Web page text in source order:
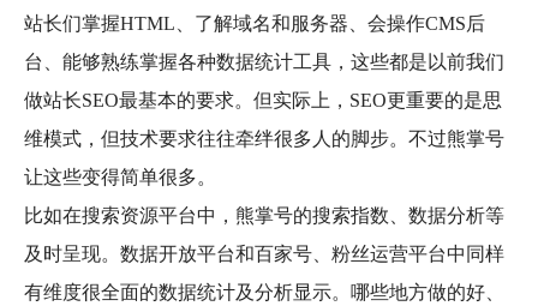
站长们掌握HTML、了解域名和服务器、会操作CMS后
台、能够熟练掌握各种数据统计工具，这些都是以前我们
做站长SEO最基本的要求。但实际上，SEO更重要的是思
维模式，但技术要求往往牵绊很多人的脚步。不过熊掌号
让这些变得简单很多。
比如在搜索资源平台中，熊掌号的搜索指数、数据分析等
及时呈现。数据开放平台和百家号、粉丝运营平台中同样
有维度很全面的数据统计及分析显示。哪些地方做的好、